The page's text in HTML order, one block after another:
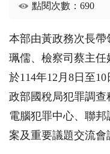
點閱次數：690
本部由黃政務次長
珮儒、檢察司蔡主
於114年12月8日至
政部國稅局犯罪調
電腦犯罪中心、聯
案及重要議題交流會